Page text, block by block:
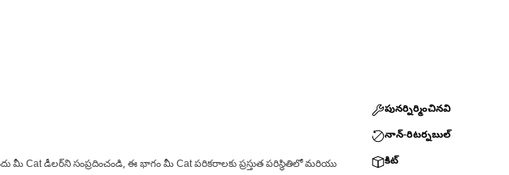
డీలర్‌ని సంప్రదించండి, ఈ భాగం మీ Cat పరికరాలకు ప్రస్తుత పరిస్థితిలో మరియు
పునర్నిర్మించినవి
నాన్-రిటర్నబుల్
కిట్